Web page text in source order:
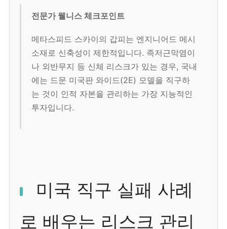
전문가 웰니스 체크포인트
메타스피드 스카이의 갑피는 엔지니어드 메시
소재로 신축성이 제한적입니다. 족저근막염이
나 외반무지 등 신체 리스크가 있는 경우, 국내
에는 드문 미국판 와이드(2E) 모델을 직구하
는 것이 인적 자본을 관리하는 가장 지능적인
투자입니다.
미국 직구 실패 사례
로 배우는 리스크 관리